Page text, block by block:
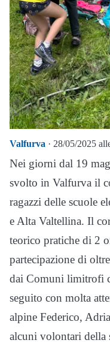
Valfurva · 28/05/2025
Nei giorni dal 19
svolto in Valfurva il
ragazzi delle scuole
e Alta Valtellina. Il
teorico pratiche di 2
partecipazione di
dai Comuni limitrofi
seguito con molta
alpine Federico,
alcuni volontari della